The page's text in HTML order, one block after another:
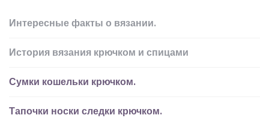
Интересные факты о вязании.
История вязания крючком и спицами
Сумки кошельки крючком.
Тапочки носки следки крючком.